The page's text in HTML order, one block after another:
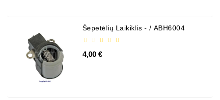
Šepetėlių Laikiklis - / ABH6004
4,00 €